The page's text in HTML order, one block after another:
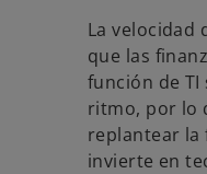
La velocidad
que las
función de TI
ritmo, por lo
replantear la
invierte en